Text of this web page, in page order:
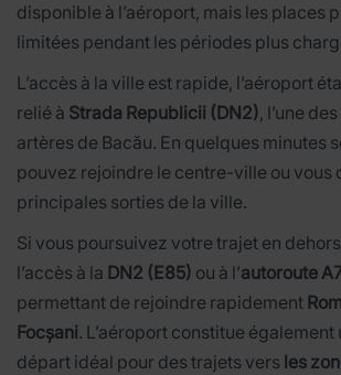
disponible à l’aéroport, mais les places
limitées pendant les périodes plus
L’accès à la ville est rapide, l’aéroport
relié à Strada Republicii (DN2), l’une
artères de Bacău. En quelques minutes
pouvez rejoindre le centre-ville ou vous
principales sorties de la ville.
Si vous poursuivez votre trajet en
l’accès à la DN2 (E85) ou à l’autoroute
permettant de rejoindre rapidement
Focșani. L’aéroport constitue également
départ idéal pour des trajets vers les